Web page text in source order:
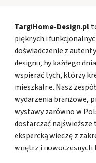
TargiHome-Design.pl
pięknych i
doświadczenie z
designu, by każdego
wspierać tych, którzy
mieszkalne. Nasz
wydarzenia branżowe,
wystawy zarówno w
dostarczać najświeższe
ekspercką wiedzę z
wnętrz i nowoczesnych